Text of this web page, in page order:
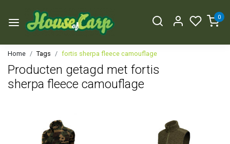
0
Home Tags fortis sherpa fleece camouflage
Producten getagd met fortis
sherpa fleece camouflage